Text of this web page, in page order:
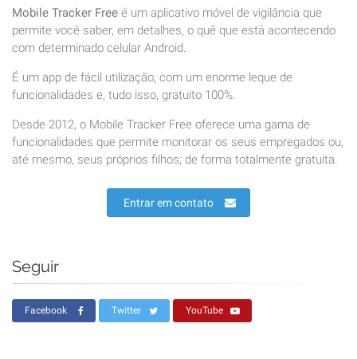
Mobile Tracker Free é um aplicativo móvel de vigilância que
permite você saber, em detalhes, o quê que está acontecendo
com determinado celular Android.
É um app de fácil utilização, com um enorme leque de
funcionalidades e, tudo isso, gratuito 100%.
Desde 2012, o Mobile Tracker Free oferece uma gama de
funcionalidades que permite monitorar os seus empregados ou,
até mesmo, seus próprios filhos; de forma totalmente gratuita.
Entrar em contato
Seguir
Facebook Twitter YouTube